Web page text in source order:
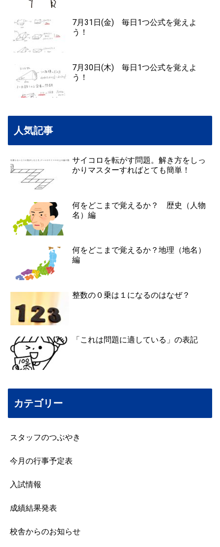
7月31日(金) 毎日1つ公式を覚えよ
う！
7月30日(木) 毎日1つ公式を覚えよ
う！
人気記事
サイコロを転がす問題。解き方をしっ
かりマスターすればとても簡単！
何をどこまで覚えるか？ 歴史（人物
名）編
何をどこまで覚えるか？地理（地名）
編
整数の０乗は１になるのはなぜ？
「これは問題に適している」の表記
カテゴリー
スタッフのつぶやき
今月の行事予定表
入試情報
成績結果発表
校舎からのお知らせ